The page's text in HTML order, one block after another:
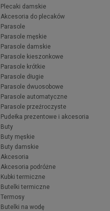
Plecaki damskie
Akcesoria do plecaków
Parasole
Parasole męskie
Parasole damskie
Parasole kieszonkowe
Parasole krótkie
Parasole długie
Parasole dwuosobowe
Parasole automatyczne
Parasole przeźroczyste
Pudełka prezentowe i akcesoria
Buty
Buty męskie
Buty damskie
Akcesoria
Akcesoria podróżne
Kubki termiczne
Butelki termiczne
Termosy
Butelki na wodę